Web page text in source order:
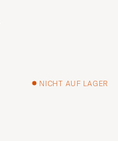
NICHT AUF LAGER